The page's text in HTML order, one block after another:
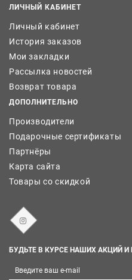
ЛИЧНЫЙ КАБИНЕТ
Личный кабинет
История заказов
Мои закладки
Рассылка новостей
Возврат товара
ДОПОЛНИТЕЛЬНО
Производители
Подарочные сертификаты
Партнёры
Карта сайта
Товары со скидкой
БУДЬТЕ В КУРСЕ НАШИХ АКЦИЙ И